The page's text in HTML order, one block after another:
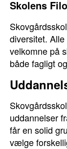
Skolens
diversitet.
velkomne på
både fagligt
uddannelser
får en solid
vælge